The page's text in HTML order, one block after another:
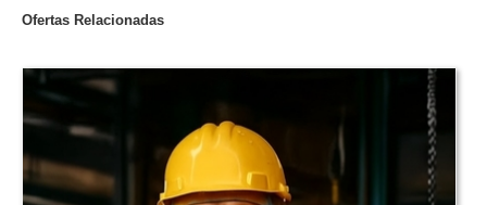
Ofertas Relacionadas